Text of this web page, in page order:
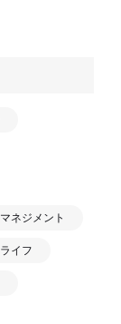
マネジメント
ライフ